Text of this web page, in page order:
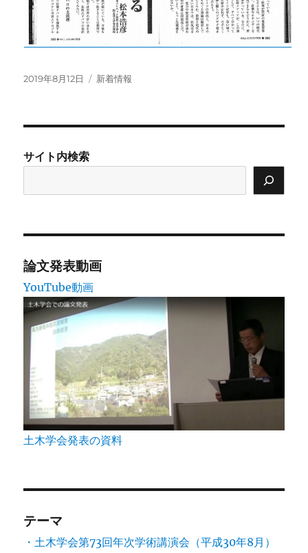
投
2019年8月12日
カ
新着情報
サイト内検索
論文発表動画
YouTube動画
土木学会発表の資料
テーマ
・土木学会第73回年次学術講演会（平成30年8月）